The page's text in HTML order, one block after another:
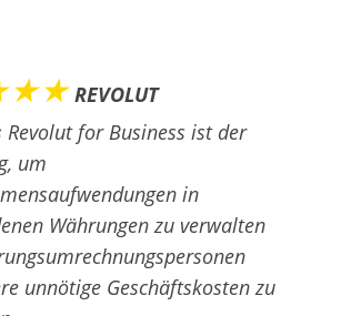
REVOLUT
Revolut for Business ist der
um
in
Währungen zu verwalten
unnötige Geschäftskosten zu